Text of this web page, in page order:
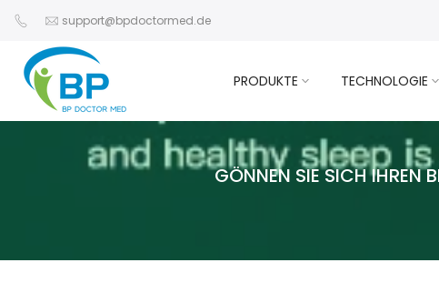
Zum
springen
support@bpdoctormed.de
PRODUKTE TECHNOLOGIE
GÖNNEN SIE SICH IHREN